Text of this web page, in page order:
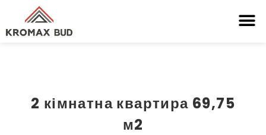
2 кімнатна квартира 69,75
м2